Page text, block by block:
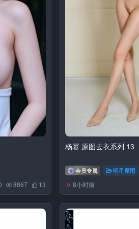
8867 13
杨幂 原图去衣系列 13
会员专属 明星原图
8小时前